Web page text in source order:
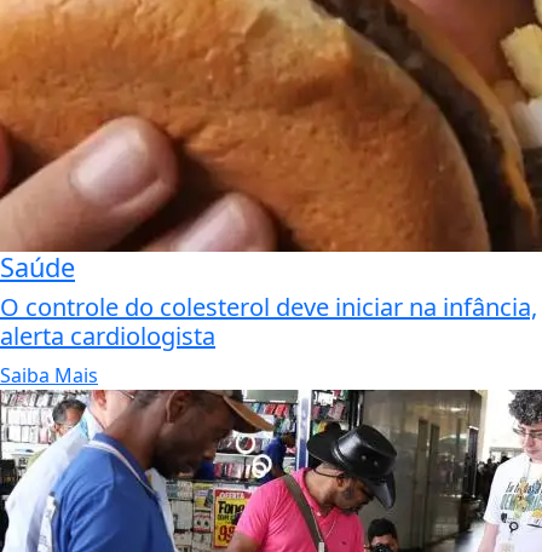
Saúde
O controle do colesterol deve iniciar na infância,
alerta cardiologista
Saiba Mais